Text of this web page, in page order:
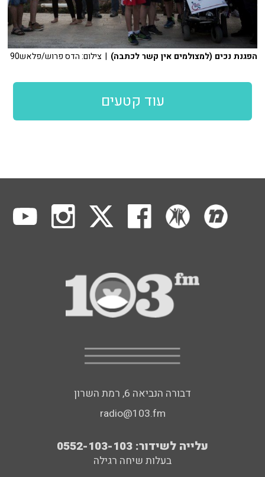
הפגנת נכים (למצולמים אין קשר לכתבה) | צילום: הדס פרוש/פלאש90
עוד קטעים
דבורה הנביאה 6, רמת השרון
radio@103.fm
עלייה לשידור: 0552-103-103
בעלות שיחה רגילה